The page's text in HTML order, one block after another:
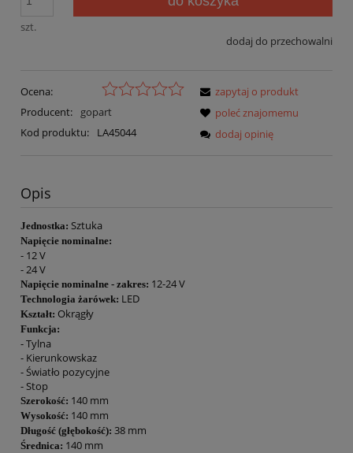
szt.
dodaj do przechowalni
Ocena:
Producent:
gopart
Kod produktu:
LA45044
zapytaj o produkt
poleć znajomemu
dodaj opinię
Opis
Jednostka: Sztuka
Napięcie nominalne:
- 12 V
- 24 V
Napięcie nominalne - zakres: 12-24 V
Technologia żarówek: LED
Kształt: Okrągły
Funkcja:
- Tylna
- Kierunkowskaz
- Światło pozycyjne
- Stop
Szerokość: 140 mm
Wysokość: 140 mm
Długość (głębokość): 38 mm
Średnica: 140 mm